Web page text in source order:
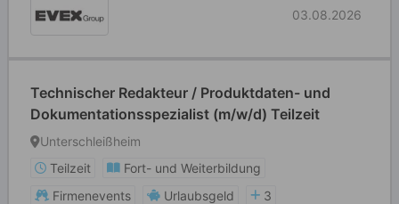
03.08.2026
Technischer Redakteur / Produktdaten- und
Dokumentationsspezialist (m/w/d) Teilzeit
Unterschleißheim
Teilzeit
Fort- und Weiterbildung
Firmenevents
Urlaubsgeld
3